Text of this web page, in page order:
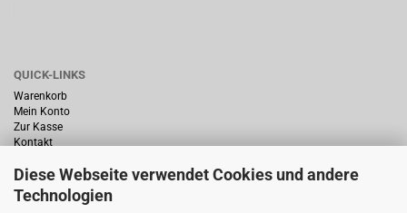
Diese Webseite verwendet Cookies und andere
Technologien
QUICK-LINKS
Warenkorb
Mein Konto
Zur Kasse
Kontakt